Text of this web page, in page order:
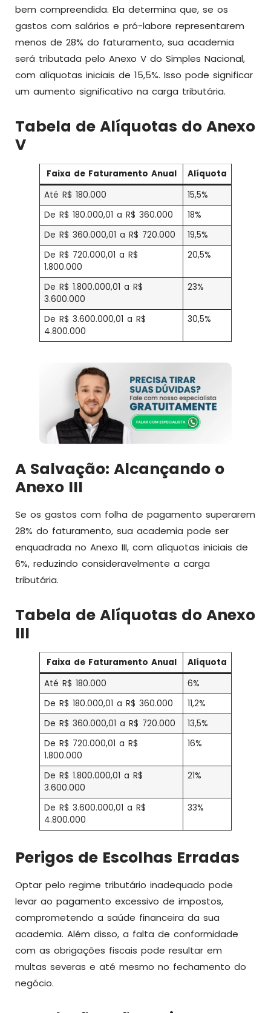
bem compreendida. Ela determina que, se os
gastos com salários e pró-labore representarem
menos de 28% do faturamento, sua academia
será tributada pelo Anexo V do Simples Nacional,
com alíquotas iniciais de 15,5%. Isso pode significar
um aumento significativo na carga tributária.
Tabela de Alíquotas do Anexo
V
Faixa de Faturamento Anual
Alíquota
Até R$ 180.000
15,5%
De R$ 180.000,01 a R$ 360.000
18%
De R$ 360.000,01 a R$ 720.000
19,5%
De R$ 720.000,01 a R$
1.800.000
20,5%
De R$ 1.800.000,01 a R$
3.600.000
23%
De R$ 3.600.000,01 a R$
4.800.000
30,5%
A Salvação: Alcançando o
Anexo III
Se os gastos com folha de pagamento superarem
28% do faturamento, sua academia pode ser
enquadrada no Anexo III, com alíquotas iniciais de
6%, reduzindo consideravelmente a carga
tributária.
Tabela de Alíquotas do Anexo
III
Faixa de Faturamento Anual
Alíquota
Até R$ 180.000
6%
De R$ 180.000,01 a R$ 360.000
11,2%
De R$ 360.000,01 a R$ 720.000
13,5%
De R$ 720.000,01 a R$
1.800.000
16%
De R$ 1.800.000,01 a R$
3.600.000
21%
De R$ 3.600.000,01 a R$
4.800.000
33%
Perigos de Escolhas Erradas
Optar pelo regime tributário inadequado pode
levar ao pagamento excessivo de impostos,
comprometendo a saúde financeira da sua
academia. Além disso, a falta de conformidade
com as obrigações fiscais pode resultar em
multas severas e até mesmo no fechamento do
negócio.